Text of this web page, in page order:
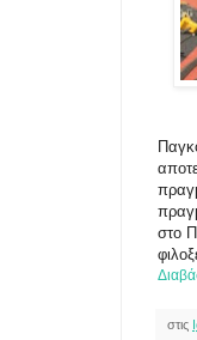
στο
στις